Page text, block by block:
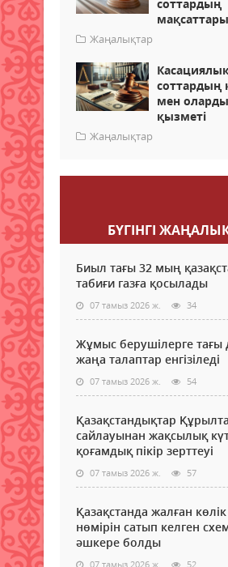
соттардың
мақсаттары
Жаңалықтар
Касациялық
соттардың
мен
қызметі
Жаңалықтар
БҮГІНГI
Биыл тағы 32 мың
табиғи газға қосылады
07 тамыз 2026 ж. 34
Жұмыс берушілерге тағы
жаңа талаптар енгізіледі
07 тамыз 2026 ж. 54
Қазақстандықтар
сайлауынан жақсылық
қоғамдық пікір зерттеуі
07 тамыз 2026 ж. 57
Қазақстанда жалған көлік
нөмірін сатып келген
әшкере болды
07 тамыз 2026 ж. 52